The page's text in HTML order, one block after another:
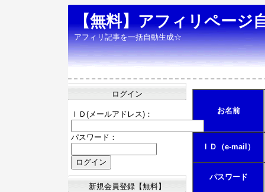
【無料】アフィリページ
アフィリ記事を一括自動生成☆
お名前
ＩＤ（e-mail）
パスワード
ログイン
ＩＤ(メールアドレス)：
パスワード：
新規会員登録【無料】